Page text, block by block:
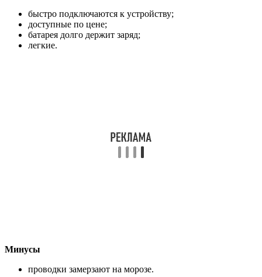
быстро подключаются к устройству;
доступные по цене;
батарея долго держит заряд;
легкие.
Изящная конструкция с мягкими амбушюрами и
объемным, чистым звуком без искажений
Модель не теряет своей актуальности и в 2020 году.
диаметр мембраны — 30 мм;